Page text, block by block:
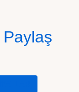
Paylaş